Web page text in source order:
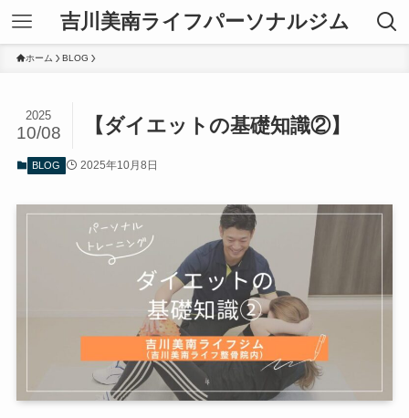
吉川美南ライフパーソナルジム
ホーム BLOG
【ダイエットの基礎知識②】
2025
10/08
BLOG 2025年10月8日